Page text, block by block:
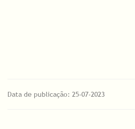
Data de publicação: 25-07-2023